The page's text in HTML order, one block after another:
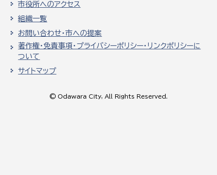
市役所へのアクセス
組織一覧
お問い合わせ・市への提案
著作権・免責事項・プライバシーポリシー・リンクポリシーに
ついて
サイトマップ
© Odawara City, All Rights Reserved.